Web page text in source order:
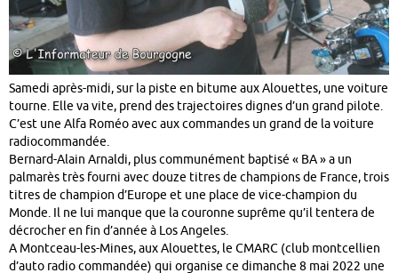
Samedi après-midi, sur la piste en bitume aux Alouettes, une voiture
tourne. Elle va vite, prend des trajectoires dignes d’un grand pilote.
C’est une Alfa Roméo avec aux commandes un grand de la voiture
radiocommandée.
Bernard-Alain Arnaldi, plus communément baptisé « BA » a un
palmarès très fourni avec douze titres de champions de France, trois
titres de champion d’Europe et une place de vice-champion du
Monde. Il ne lui manque que la couronne suprême qu’il tentera de
décrocher en fin d’année à Los Angeles.
A Montceau-les-Mines, aux Alouettes, le CMARC (club montcellien
d’auto radio commandée) qui organise ce dimanche 8 mai 2022 une